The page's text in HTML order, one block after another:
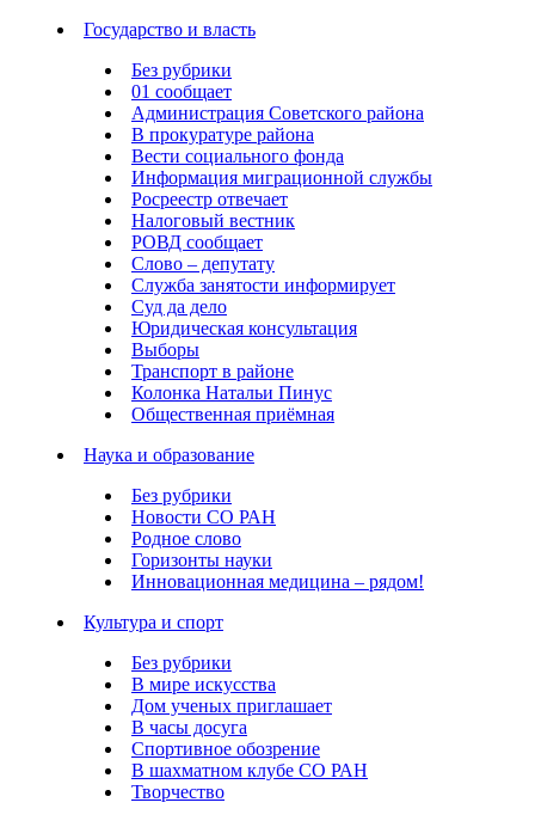
Государство и власть
Без рубрики
01 сообщает
Администрация Советского района
В прокуратуре района
Вести социального фонда
Информация миграционной службы
Росреестр отвечает
Налоговый вестник
РОВД сообщает
Слово – депутату
Служба занятости информирует
Суд да дело
Юридическая консультация
Выборы
Транспорт в районе
Колонка Натальи Пинус
Общественная приёмная
Наука и образование
Без рубрики
Новости СО РАН
Родное слово
Горизонты науки
Инновационная медицина – рядом!
Культура и спорт
Без рубрики
В мире искусства
Дом ученых приглашает
В часы досуга
Спортивное обозрение
В шахматном клубе СО РАН
Творчество